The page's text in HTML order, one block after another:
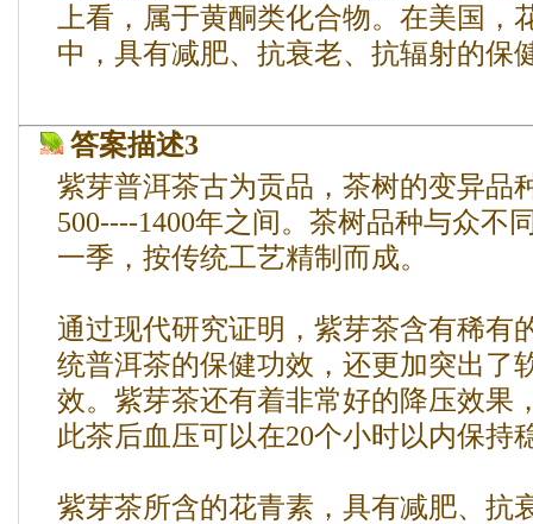
上看，属于黄酮类化合物。在美国，
中，具有减肥、抗衰老、抗辐射的保
答案描述3
紫芽普洱茶古为贡品，茶树的变异品
500----1400年之间。茶树品种与众不
一季，按传统工艺精制而成。
通过现代研究证明，紫芽茶含有稀有
统普洱茶的保健功效，还更加突出了
效。紫芽茶还有着非常好的降压效果
此茶后血压可以在20个小时以内保持
紫芽茶所含的花青素，具有减肥、抗